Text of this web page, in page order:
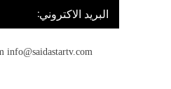
البريد الاكتروني:
info@saidastartv.com